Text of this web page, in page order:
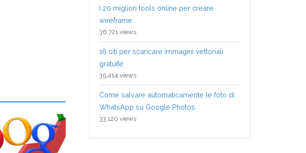
I 20 migliori tools online per creare
wireframe
36,721 views
16 siti per scaricare immagini vettoriali
gratuite
35,414 views
Come salvare automaticamente le foto di
WhatsApp su Google Photos
33,120 views